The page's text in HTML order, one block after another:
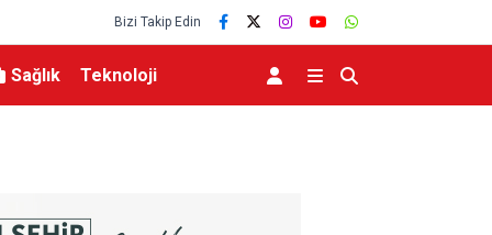
Bizi Takip Edin
Sağlık Teknoloji